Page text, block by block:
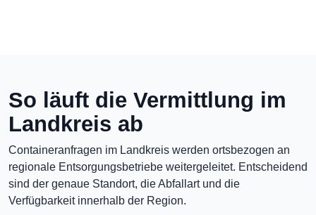
So läuft die Vermittlung im
Landkreis ab
Containeranfragen im Landkreis werden ortsbezogen an
regionale Entsorgungsbetriebe weitergeleitet. Entscheidend
sind der genaue Standort, die Abfallart und die
Verfügbarkeit innerhalb der Region.